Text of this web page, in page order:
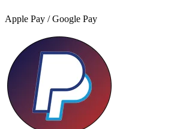
Apple Pay / Google Pay